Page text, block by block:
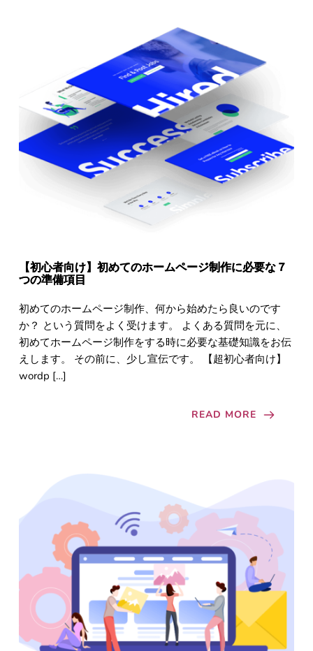
【初心者向け】初めてのホームページ制作に必要な７
つの準備項目
初めてのホームページ制作、何から始めたら良いのです
か？ という質問をよく受けます。 よくある質問を元に、
初めてホームページ制作をする時に必要な基礎知識をお伝
えします。 その前に、少し宣伝です。 【超初心者向け】
wordp […]
READ MORE